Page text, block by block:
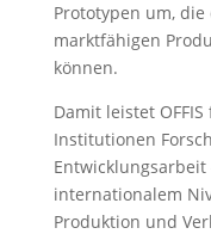
Prototypen um,
marktfähigen
können.
Damit leistet
Institutionen
internationalem
Produktion und